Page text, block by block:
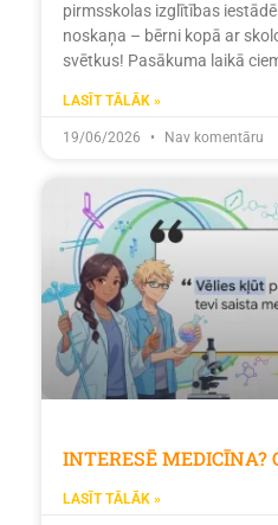
pirmsskolas izglītības
noskaņa – bērni kopā ar
svētkus! Pasākuma laikā
LASĪT TĀLĀK »
19/06/2026 Nav komentāru
INTERESĒ MEDICĪNA?
LASĪT TĀLĀK »